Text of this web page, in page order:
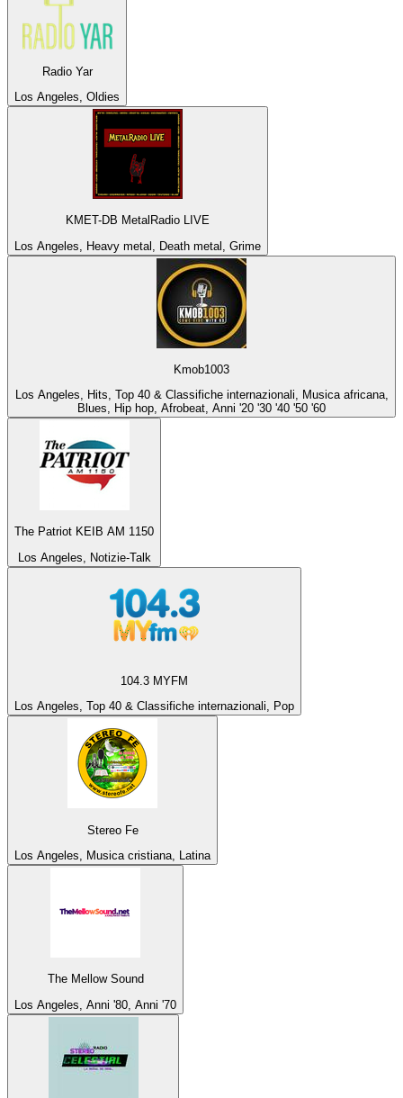
Radio Yar
Los Angeles, Oldies
KMET-DB MetalRadio LIVE
Los Angeles, Heavy metal, Death metal, Grime
Kmob1003
Los Angeles, Hits, Top 40 & Classifiche internazionali, Musica africana,
Blues, Hip hop, Afrobeat, Anni '20 '30 '40 '50 '60
The Patriot KEIB AM 1150
Los Angeles, Notizie-Talk
104.3 MYFM
Los Angeles, Top 40 & Classifiche internazionali, Pop
Stereo Fe
Los Angeles, Musica cristiana, Latina
The Mellow Sound
Los Angeles, Anni '80, Anni '70